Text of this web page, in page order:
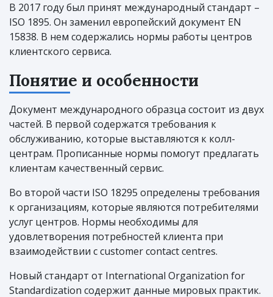
В 2017 году был принят международный стандарт –
ISO 1895. Он заменил европейский документ EN
15838. В нем содержались нормы работы центров
клиентского сервиса.
Понятие и особенности
Документ международного образца состоит из двух
частей. В первой содержатся требования к
обслуживанию, которые выставляются к колл-
центрам. Прописанные нормы помогут предлагать
клиентам качественный сервис.
Во второй части ISO 18295 определены требования
к организациям, которые являются потребителями
услуг центров. Нормы необходимы для
удовлетворения потребностей клиента при
взаимодействии с customer contact centres.
Новый стандарт от International Organization for
Standardization содержит данные мировых практик.